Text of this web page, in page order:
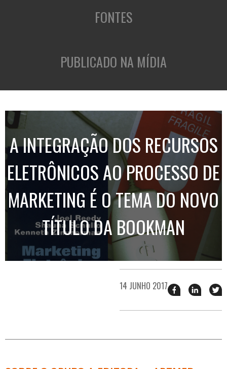
FONTES
PUBLICADO NA MÍDIA
A INTEGRAÇÃO DOS RECURSOS
ELETRÔNICOS AO PROCESSO DE
MARKETING É O TEMA DO NOVO
TÍTULO DA BOOKMAN
14 JUNHO 2017 Compartilhar
esse
no
esse
no